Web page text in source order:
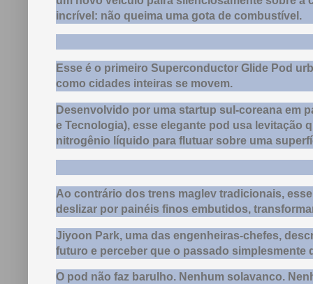
incrível: não queima uma gota de combustível.
Esse é o primeiro Superconductor Glide Pod
como cidades inteiras se movem.
Desenvolvido por uma startup sul-coreana em
e Tecnologia), esse elegante pod usa
nitrogênio líquido para flutuar sobre uma
Ao contrário dos trens maglev tradicionais,
deslizar por painéis finos embutidos,
Jiyoon Park, uma das engenheiras-chefes,
futuro e perceber que o passado simplesmente
O pod não faz barulho. Nenhum solavanco.